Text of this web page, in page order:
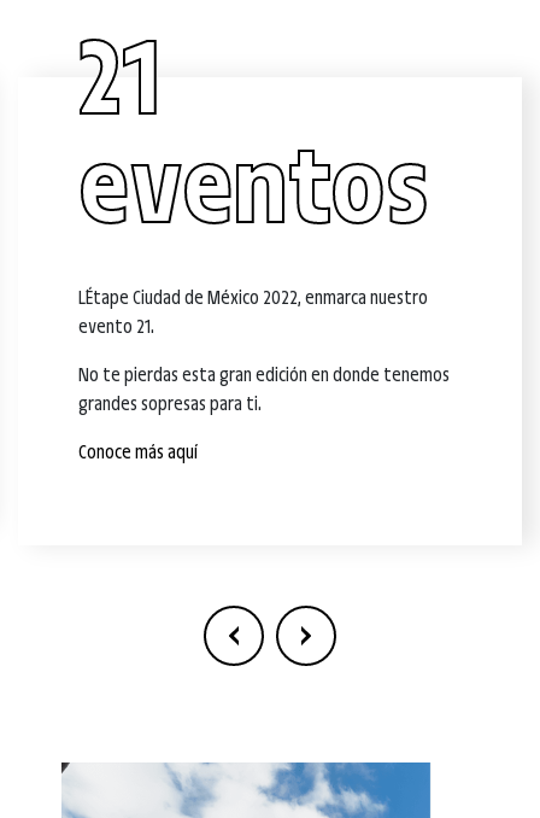
21
eventos
L´Étape Ciudad de México 2022, enmarca nuestro
evento 21.
No te pierdas esta gran edición en donde tenemos
grandes sopresas para ti.
Conoce más aquí